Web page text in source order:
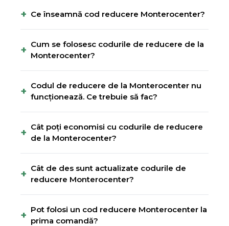
+ Ce înseamnă cod reducere Monterocenter?
+ Cum se folosesc codurile de reducere de la
Monterocenter?
+ Codul de reducere de la Monterocenter nu
funcționează. Ce trebuie să fac?
+ Cât poți economisi cu codurile de reducere
de la Monterocenter?
+ Cât de des sunt actualizate codurile de
reducere Monterocenter?
+ Pot folosi un cod reducere Monterocenter la
prima comandă?